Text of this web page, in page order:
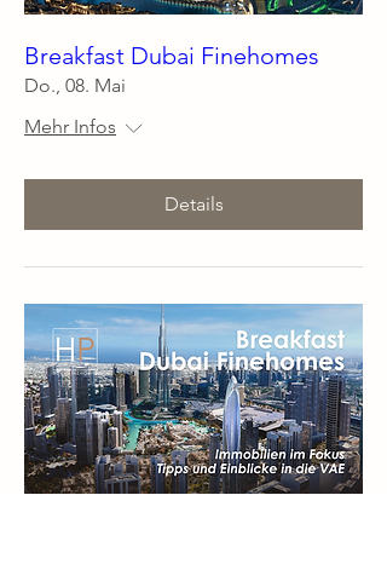
Breakfast Dubai Finehomes
Do., 08. Mai
Mehr Infos
Details